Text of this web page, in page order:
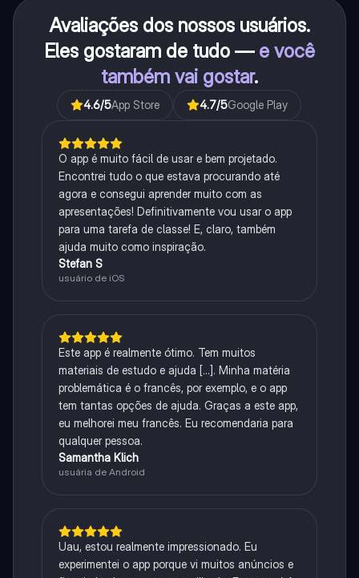
Avaliações dos nossos usuários.
Eles gostaram de tudo — e você
também vai gostar.
4.6/5App Store 4.7/5Google Play
O app é muito fácil de usar e bem projetado.
Encontrei tudo o que estava procurando até
agora e consegui aprender muito com as
apresentações! Definitivamente vou usar o app
para uma tarefa de classe! E, claro, também
ajuda muito como inspiração.
Stefan S
usuário de iOS
Este app é realmente ótimo. Tem muitos
materiais de estudo e ajuda [...]. Minha matéria
problemática é o francês, por exemplo, e o app
tem tantas opções de ajuda. Graças a este app,
eu melhorei meu francês. Eu recomendaria para
qualquer pessoa.
Samantha Klich
usuária de Android
Uau, estou realmente impressionado. Eu
experimentei o app porque vi muitos anúncios e